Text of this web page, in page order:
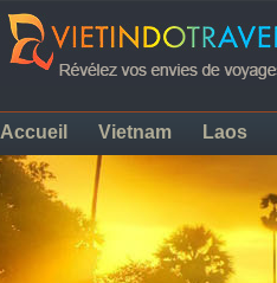
Accueil Vietnam Laos